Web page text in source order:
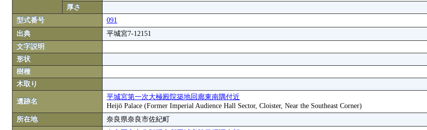
厚さ
型式番号
091
出典
平城宮7-12151
文字説明
形状
樹種
木取り
遺跡名
平城宮第一次大極殿院築地回廊東南隅付近
Heijō Palace (Former Imperial Audience Hall Sector, Cloister, Near the Southeast Corner)
所在地
奈良県奈良市佐紀町